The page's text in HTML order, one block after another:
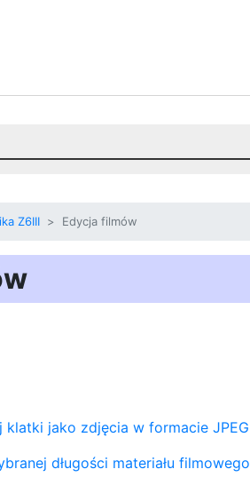
Z6III Edycja filmów
klatki jako zdjęcia w formacie JPEG
długości materiału filmowego